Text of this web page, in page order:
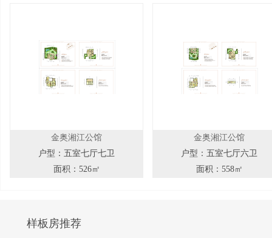
金奥湘江公馆
户型：五室七厅七卫
面积：526㎡
金奥湘江公馆
户型：五室七厅六卫
面积：558㎡
样板房推荐